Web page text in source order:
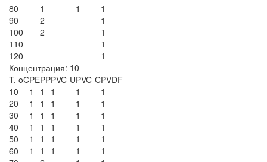
80
1 1
1
90
2
1
100
2
1
110
1
120
1
Концентрация: 10
T, oCPEPPPVC-UPVC-CPVDF
10
1 1 1 1
1
20
1 1 1 1
1
30
1 1 1 1
1
40
1 1 1 1
1
50
1 1 1 1
1
60
1 1 1 1
1